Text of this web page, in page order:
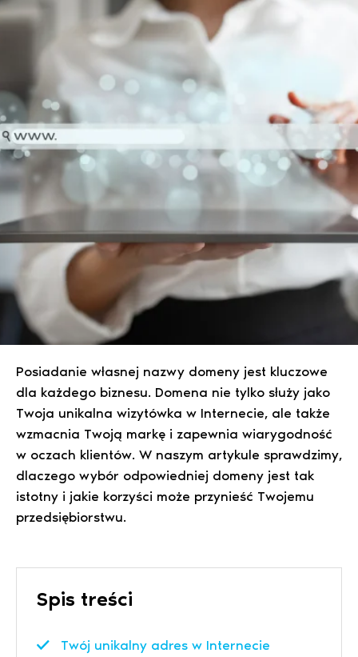
Posiadanie własnej nazwy domeny jest kluczowe
dla każdego biznesu. Domena nie tylko służy jako
Twoja unikalna wizytówka w Internecie, ale także
wzmacnia Twoją markę i zapewnia wiarygodność
w oczach klientów. W naszym artykule sprawdzimy,
dlaczego wybór odpowiedniej domeny jest tak
istotny i jakie korzyści może przynieść Twojemu
przedsiębiorstwu.
Spis treści
Twój unikalny adres w Internecie